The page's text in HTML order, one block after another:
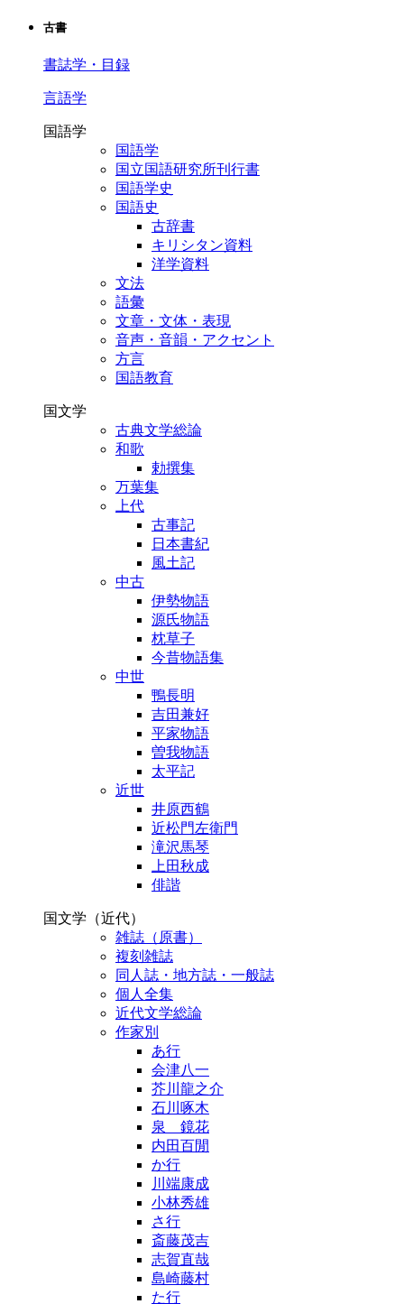
古書
書誌学・目録
言語学
国語学
国語学
国立国語研究所刊行書
国語学史
国語史
古辞書
キリシタン資料
洋学資料
文法
語彙
文章・文体・表現
音声・音韻・アクセント
方言
国語教育
国文学
古典文学総論
和歌
勅撰集
万葉集
上代
古事記
日本書紀
風土記
中古
伊勢物語
源氏物語
枕草子
今昔物語集
中世
鴨長明
吉田兼好
平家物語
曽我物語
太平記
近世
井原西鶴
近松門左衛門
滝沢馬琴
上田秋成
俳諧
国文学（近代）
雑誌（原書）
複刻雑誌
同人誌・地方誌・一般誌
個人全集
近代文学総論
作家別
あ行
会津八一
芥川龍之介
石川啄木
泉 鏡花
内田百閒
か行
川端康成
小林秀雄
さ行
斎藤茂吉
志賀直哉
島崎藤村
た行